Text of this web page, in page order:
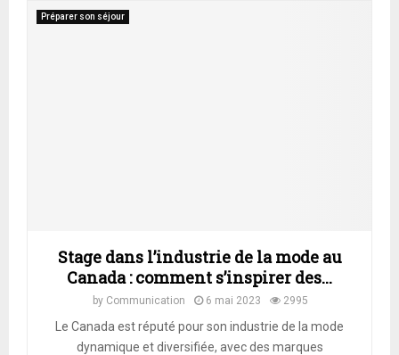
Préparer son séjour
Stage dans l’industrie de la mode au
Canada : comment s’inspirer des...
by Communication 6 mai 2023 2995
Le Canada est réputé pour son industrie de la mode
dynamique et diversifiée, avec des marques